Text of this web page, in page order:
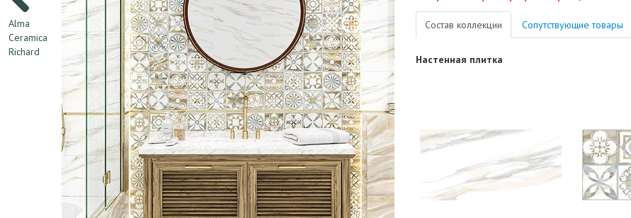
Alma
Ceramica
Richard
Состав коллекции Сопутствующие товары
Настенная плитка